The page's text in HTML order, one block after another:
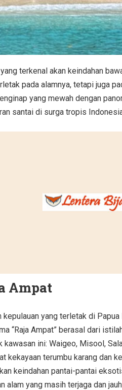
terkenal akan keindahan
pada alamnya, tetapi juga
yang mewah dengan
santai di surga tropis
Ampat
kepulauan yang terletak di
“Raja Ampat” berasal dari
ini: Waigeo, Misool,
kekayaan terumbu karang dan
keindahan pantai-pantai
alam yang masih terjaga dan